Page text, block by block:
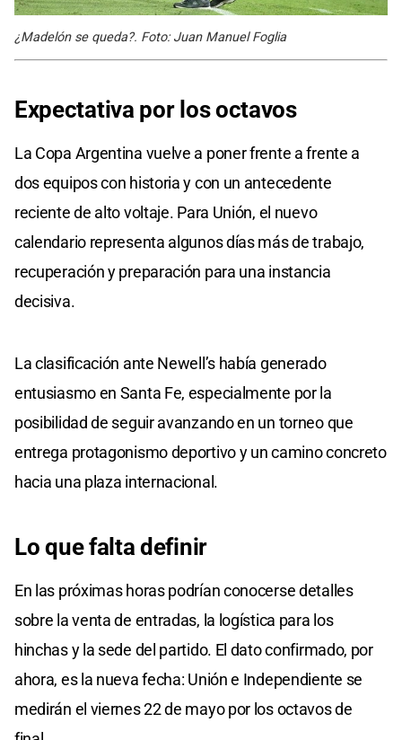
¿Madelón se queda?. Foto: Juan Manuel Foglia
Expectativa por los octavos
La Copa Argentina vuelve a poner frente a frente a
dos equipos con historia y con un antecedente
reciente de alto voltaje. Para Unión, el nuevo
calendario representa algunos días más de trabajo,
recuperación y preparación para una instancia
decisiva.
La clasificación ante Newell’s había generado
entusiasmo en Santa Fe, especialmente por la
posibilidad de seguir avanzando en un torneo que
entrega protagonismo deportivo y un camino concreto
hacia una plaza internacional.
Lo que falta definir
En las próximas horas podrían conocerse detalles
sobre la venta de entradas, la logística para los
hinchas y la sede del partido. El dato confirmado, por
ahora, es la nueva fecha: Unión e Independiente se
medirán el viernes 22 de mayo por los octavos de